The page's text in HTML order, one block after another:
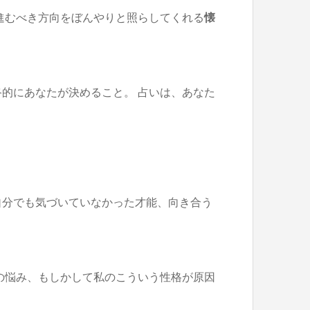
べき方向をぼんやりと照らしてくれる懐
にあなたが決めること。 占いは、あなた
でも気づいていなかった才能、向き合う
み、もしかして私のこういう性格が原因